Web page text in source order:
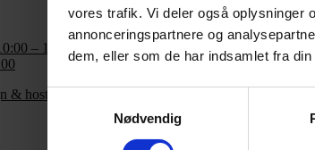
vores trafik. Vi deler også oplysninger
annonceringspartnere og
dem, eller som de har indsamlet fra
Samtykkevalg
Nødvendig
– 17:30
& hosting by Webhuset Ballum ApS